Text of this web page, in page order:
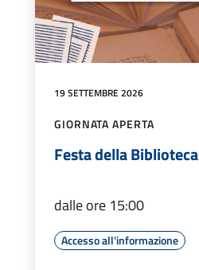
19 SETTEMBRE 2026
GIORNATA APERTA
Festa della Biblioteca
dalle ore 15:00
Accesso all'informazione